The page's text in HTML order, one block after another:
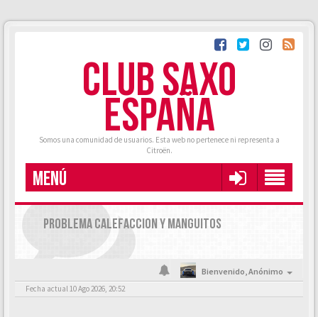
CLUB SAXO
ESPAÑA
Somos una comunidad de usuarios. Esta web no pertenece ni representa a
Citroën.
MENÚ
PROBLEMA CALEFACCION Y MANGUITOS
Bienvenido,Anónimo
Fecha actual 10 Ago 2026, 20:52